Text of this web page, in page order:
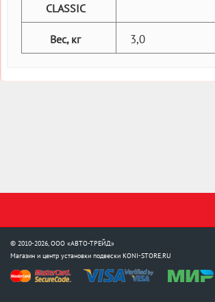
CLASSIC
Вес, кг 3,0
© 2010-2026, ООО «АВТО-ТРЕЙД»
Магазин и центр установки подвески KONI-STORE.RU